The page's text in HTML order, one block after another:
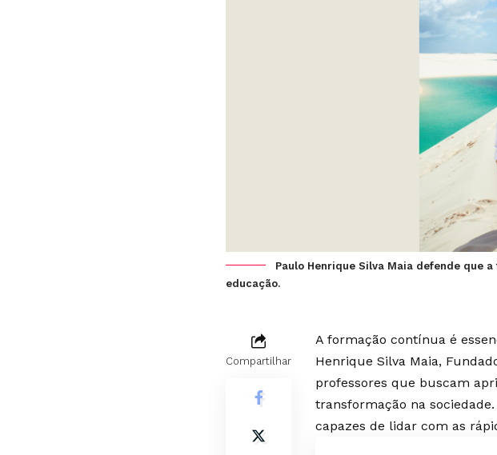
Paulo Henrique Silva Maia defende que
educação.
Compartilhar
A formação contínua é
Henrique Silva Maia,
professores que buscam
transformação na
capazes de lidar com as